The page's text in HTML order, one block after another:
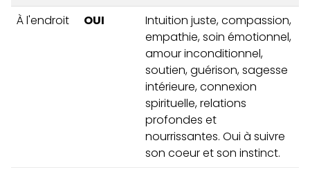
À l'endroit
OUI
Intuition juste, compassion,
empathie, soin émotionnel,
amour inconditionnel,
soutien, guérison, sagesse
intérieure, connexion
spirituelle, relations
profondes et
nourrissantes. Oui à suivre
son coeur et son instinct.